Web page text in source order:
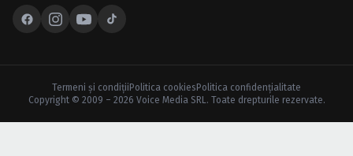
Termeni şi condiţii Politica cookies Politica confidenţialitate
Copyright © 2009 – 2026 Voice Media SRL. Toate drepturile rezervate.